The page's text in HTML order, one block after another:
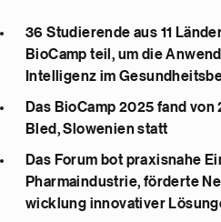
36 Studierende aus 11
BioCamp teil, um die
Intelligenz im
Das BioCamp 2025 fand
Bled, Slowenien statt
Das Forum bot praxisnahe
Pharmaindustrie, förderte
wicklung innovativer